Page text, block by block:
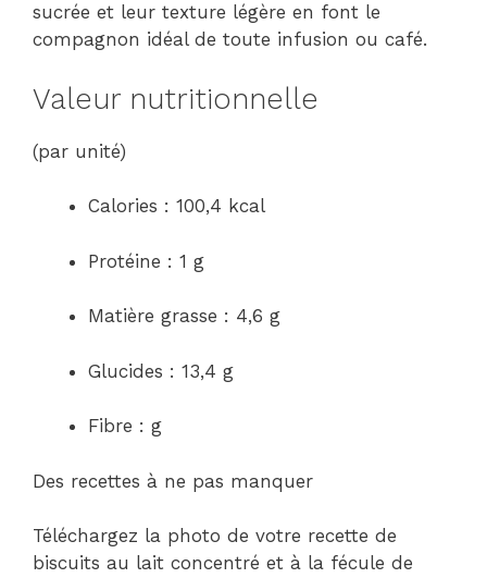
sucrée et leur texture légère en font le
compagnon idéal de toute infusion ou café.
Valeur nutritionnelle
(par unité)
Calories : 100,4 kcal
Protéine : 1 g
Matière grasse : 4,6 g
Glucides : 13,4 g
Fibre : g
Des recettes à ne pas manquer
Téléchargez la photo de votre recette de
biscuits au lait concentré et à la fécule de